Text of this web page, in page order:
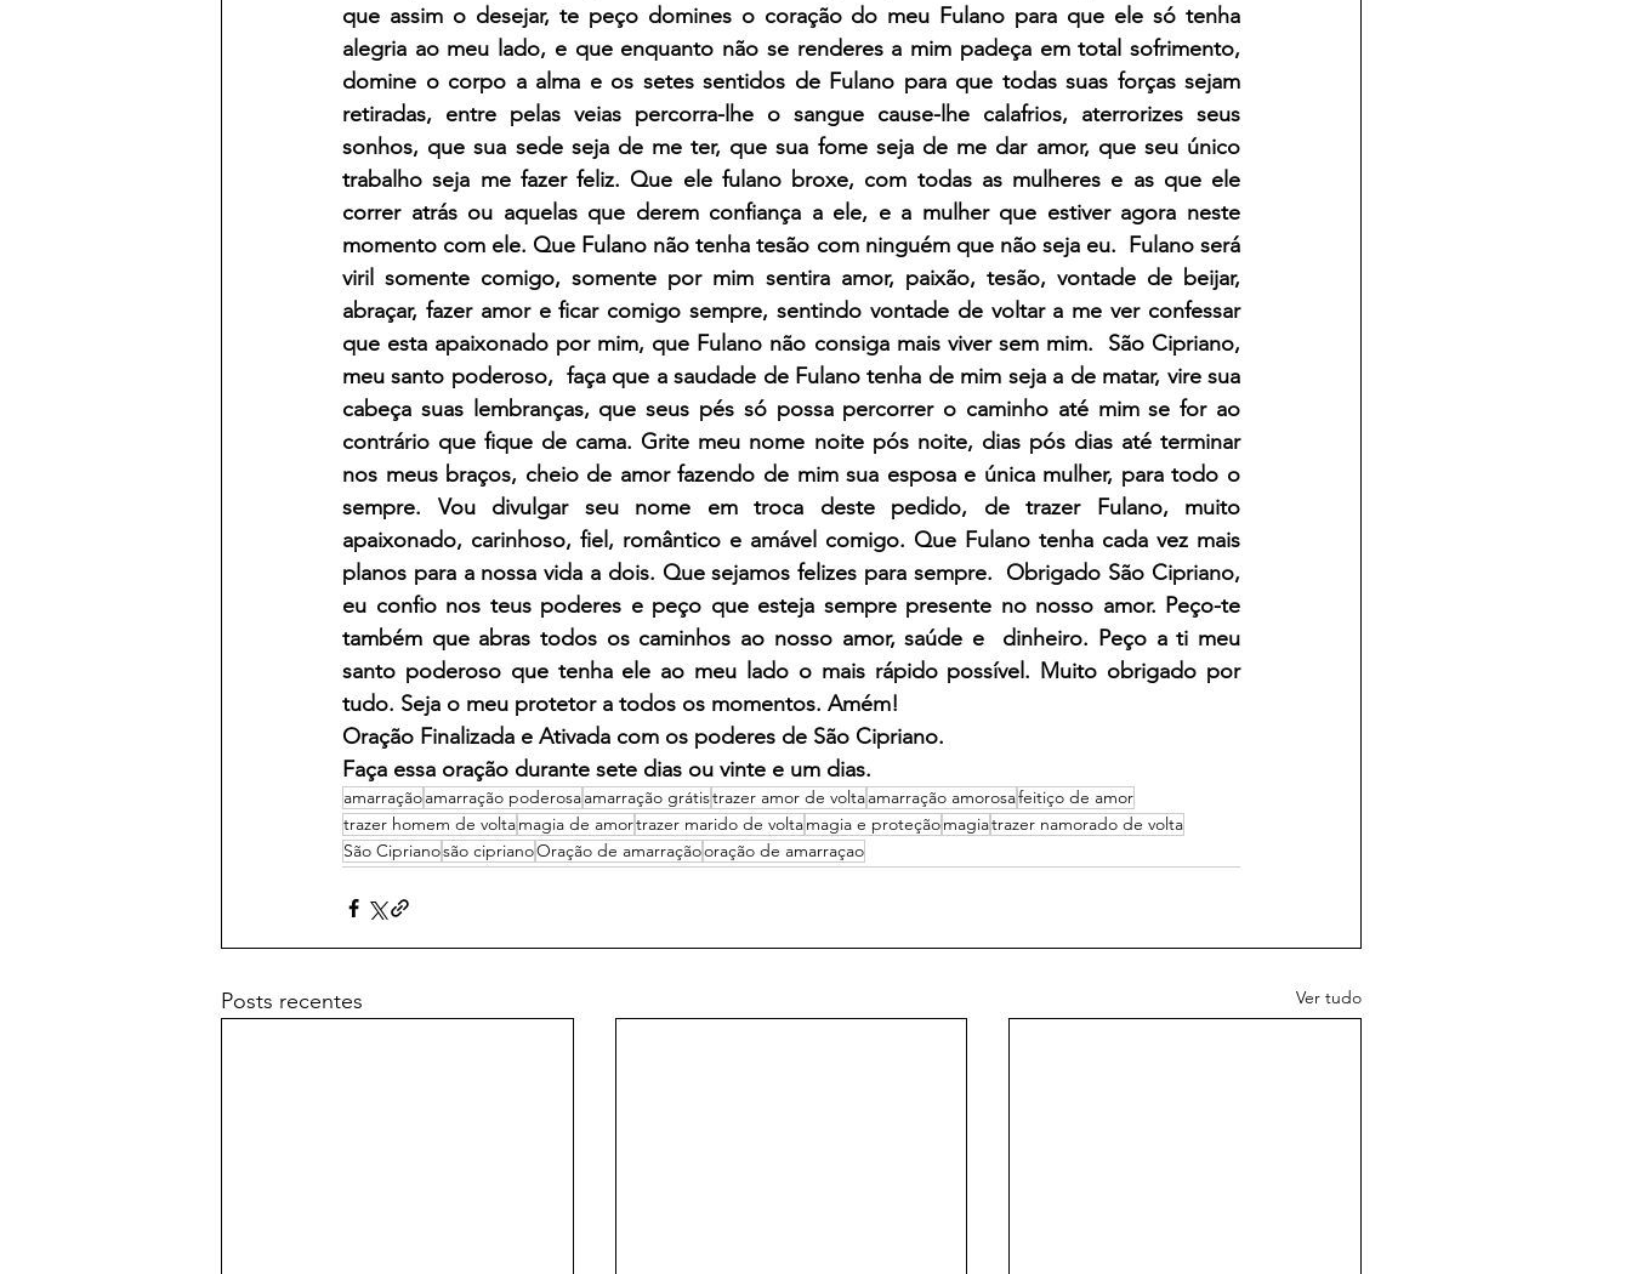
que assim o desejar, te peço domines o coração do meu Fulano para que ele só tenha
alegria ao meu lado, e que enquanto não se renderes a mim padeça em total sofrimento,
domine o corpo a alma e os setes sentidos de Fulano para que todas suas forças sejam
retiradas, entre pelas veias percorra-lhe o sangue cause-lhe calafrios, aterrorizes seus
sonhos, que sua sede seja de me ter, que sua fome seja de me dar amor, que seu único
trabalho seja me fazer feliz. Que ele fulano broxe, com todas as mulheres e as que ele
correr atrás ou aquelas que derem confiança a ele, e a mulher que estiver agora neste
momento com ele. Que Fulano não tenha tesão com ninguém que não seja eu.  Fulano será
viril somente comigo, somente por mim sentira amor, paixão, tesão, vontade de beijar,
abraçar, fazer amor e ficar comigo sempre, sentindo vontade de voltar a me ver confessar
que esta apaixonado por mim, que Fulano não consiga mais viver sem mim.  São Cipriano,
meu santo poderoso,  faça que a saudade de Fulano tenha de mim seja a de matar, vire sua
cabeça suas lembranças, que seus pés só possa percorrer o caminho até mim se for ao
contrário que fique de cama. Grite meu nome noite pós noite, dias pós dias até terminar
nos meus braços, cheio de amor fazendo de mim sua esposa e única mulher, para todo o
sempre. Vou divulgar seu nome em troca deste pedido, de trazer Fulano, muito
apaixonado, carinhoso, fiel, romântico e amável comigo. Que Fulano tenha cada vez mais
planos para a nossa vida a dois. Que sejamos felizes para sempre.  Obrigado São Cipriano,
eu confio nos teus poderes e peço que esteja sempre presente no nosso amor. Peço-te
também que abras todos os caminhos ao nosso amor, saúde e  dinheiro. Peço a ti meu
santo poderoso que tenha ele ao meu lado o mais rápido possível. Muito obrigado por
tudo. Seja o meu protetor a todos os momentos. Amém!
Oração Finalizada e Ativada com os poderes de São Cipriano.
Faça essa oração durante sete dias ou vinte e um dias.
amarraçãoamarração poderosaamarração grátistrazer amor de voltaamarração amorosafeitiço de amor
trazer homem de voltamagia de amortrazer marido de voltamagia e proteçãomagiatrazer namorado de volta
São Ciprianosão ciprianoOração de amarraçãooração de amarraçao
Posts recentes Ver tudo